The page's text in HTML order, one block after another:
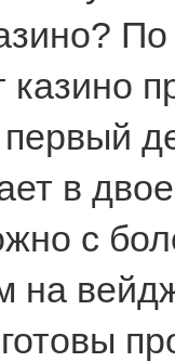
казино
в
с
на